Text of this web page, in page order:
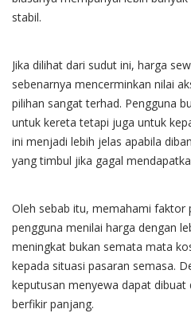
stabil.
Jika dilihat dari sudut ini, harga
sebenarnya mencerminkan nilai
pilihan sangat terhad. Pengguna
untuk kereta tetapi juga untuk
ini menjadi lebih jelas apabila
yang timbul jika gagal
Oleh sebab itu, memahami faktor
pengguna menilai harga dengan
meningkat bukan semata mata
kepada situasi pasaran semasa.
keputusan menyewa dapat dibuat
berfikir panjang.